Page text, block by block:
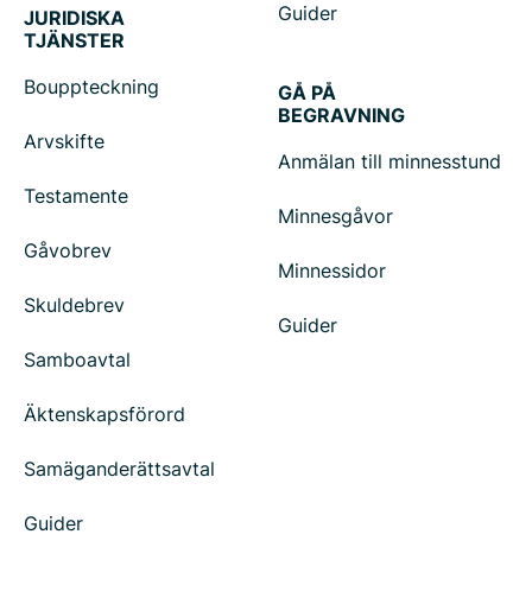
Guider
JURIDISKA
TJÄNSTER
Bouppteckning
Arvskifte
Testamente
Gåvobrev
Skuldebrev
Samboavtal
Äktenskapsförord
Samäganderättsavtal
Guider
GÅ PÅ
BEGRAVNING
Anmälan till minnesstund
Minnesgåvor
Minnessidor
Guider